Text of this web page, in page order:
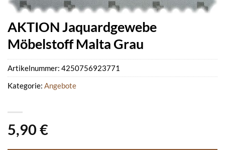
AKTION Jaquardgewebe
Möbelstoff Malta Grau
5,90 €
Artikelnummer: 4250756923771
Kategorie: Angebote